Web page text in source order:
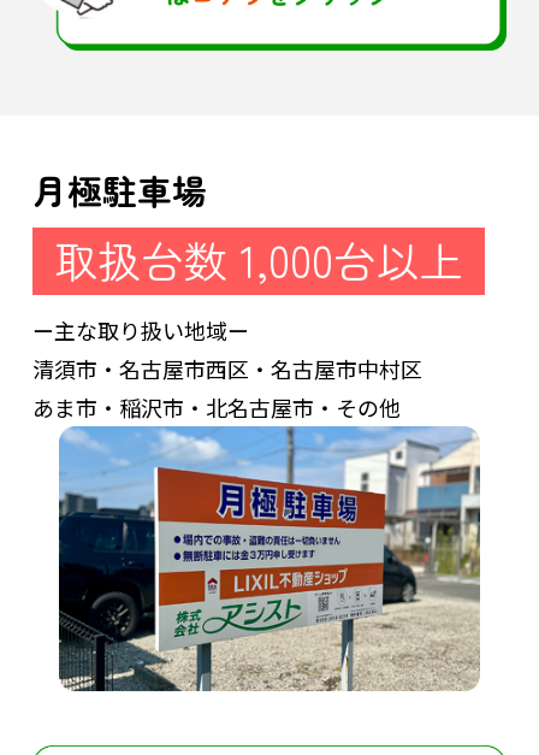
月極駐車場
取扱台数 1,000台以上
ー主な取り扱い地域ー
清須市・名古屋市西区・名古屋市中村区
あま市・稲沢市・北名古屋市・その他